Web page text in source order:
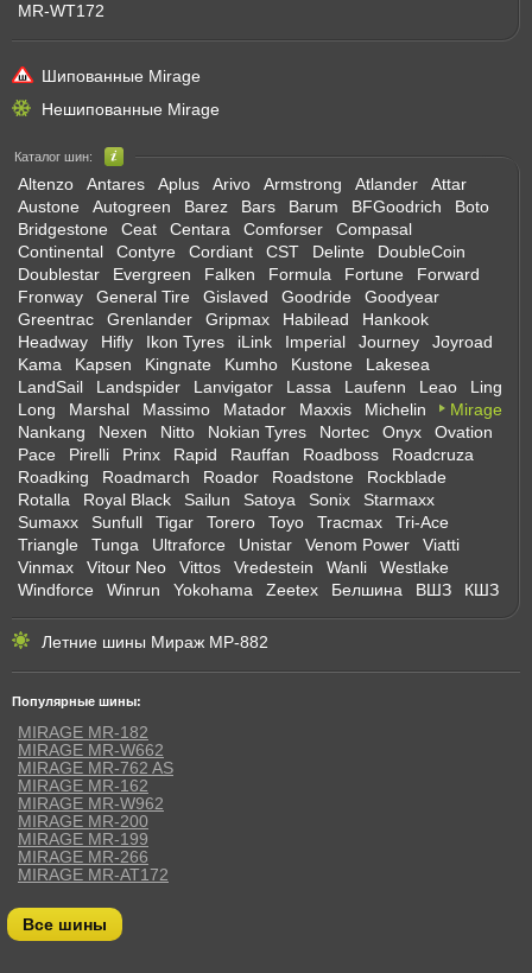
MR-WT172
Шипованные Mirage
Нешипованные Mirage
Каталог шин:
Altenzo Antares Aplus Arivo Armstrong Atlander
Attar
Austone
Autogreen Barez Bars Barum BFGoodrich
Boto
Bridgestone
Ceat Centara Comforser
Compasal
Continental
Contyre Cordiant CST Delinte
DoubleCoin
Doublestar
Evergreen Falken Formula Fortune
Forward
Fronway
General Tire Gislaved Goodride
Goodyear
Greentrac
Grenlander Gripmax Habilead
Hankook
Headway
Hifly Ikon Tyres iLink Imperial Journey
Joyroad
Kama
Kapsen Kingnate Kumho Kustone
Lakesea
LandSail
Landspider Lanvigator Lassa Laufenn Leao
Ling
Long
Marshal Massimo Matador Maxxis Michelin
Mirage
Nankang
Nexen Nitto Nokian Tyres Nortec Onyx
Ovation
Pace
Pirelli Prinx Rapid Rauffan Roadboss
Roadcruza
Roadking
Roadmarch Roador Roadstone
Rockblade
Rotalla
Royal Black Sailun Satoya Sonix
Starmaxx
Sumaxx
Sunfull Tigar Torero Toyo Tracmax
Tri-Ace
Triangle
Tunga Ultraforce Unistar Venom Power
Viatti
Vinmax
Vitour Neo Vittos Vredestein Wanli
Westlake
Windforce
Winrun Yokohama Zeetex Белшина ВШЗ КШЗ
Летние шины Мираж МР-882
Популярные шины:
MIRAGE MR-182
MIRAGE MR-W662
MIRAGE MR-762 AS
MIRAGE MR-162
MIRAGE MR-W962
MIRAGE MR-200
MIRAGE MR-199
MIRAGE MR-266
MIRAGE MR-AT172
Все шины